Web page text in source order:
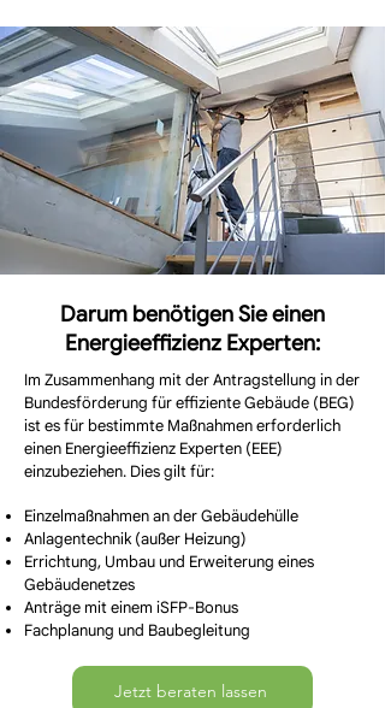
Darum benötigen Sie einen
Energieeffizienz Experten:
Im Zusammenhang mit der Antragstellung in der
Bundesförderung für effiziente Gebäude (BEG)
ist es für bestimmte Maßnahmen erforderlich
einen Energieeffizienz Experten (EEE)
einzubeziehen. Dies gilt für:
Einzelmaßnahmen an der Gebäudehülle
Anlagentechnik (außer Heizung)
Errichtung, Umbau und Erweiterung eines
Gebäudenetzes
Anträge mit einem iSFP-Bonus
Fachplanung und Baubegleitung​
Jetzt beraten lassen